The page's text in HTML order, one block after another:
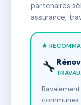
partenaires
assurance,
★
🔧